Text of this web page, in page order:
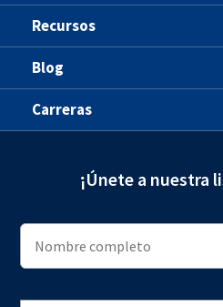
Recursos
Blog
Carreras
¡Únete a nuestra